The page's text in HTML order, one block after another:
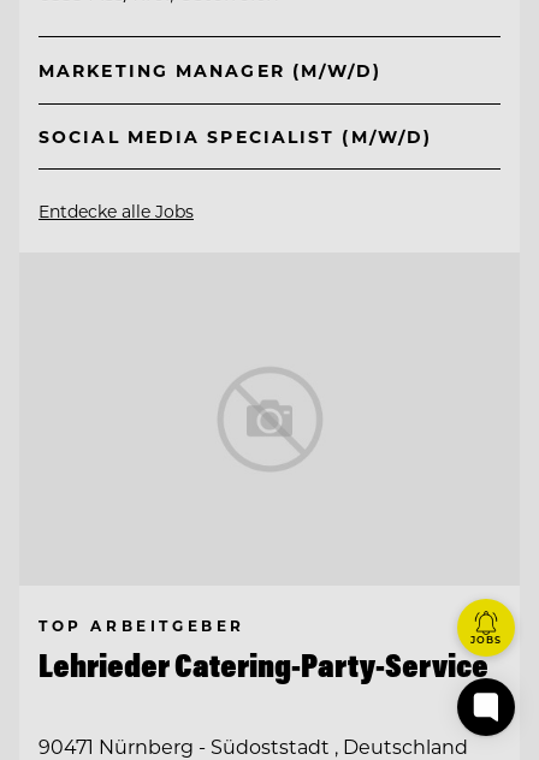
MARKETING MANAGER (M/W/D)
SOCIAL MEDIA SPECIALIST (M/W/D)
Entdecke alle Jobs
TOP ARBEITGEBER
Lehrieder Catering-Party-Service
90471 Nürnberg - Südoststadt , Deutschland
JOBS